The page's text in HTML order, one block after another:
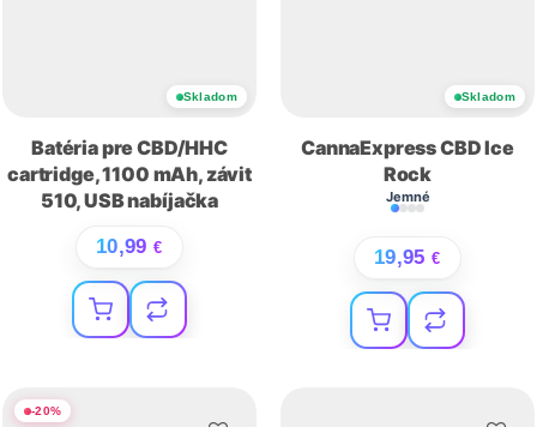
Skladom
Batéria pre CBD/HHC
cartridge, 1100 mAh, závit
510, USB nabíjačka
10,99 €
Skladom
CannaExpress CBD Ice
Rock
Jemné
19,95 €
-20%